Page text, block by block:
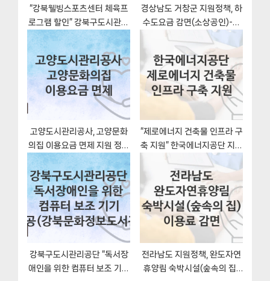
“강북웰빙스포츠센터 체육프
로그램 할인” 강북구도시관리
공단 복지지원혜택 일정과 신
청방법
경상남도 거창군 지원정책, 하
수도요금 감면(소상공인)-신
청조건과 신청방법
고양도시관리공사, 고양문화
의집 이용요금 면제 지원 정책
안내, 신청 구비서류와 일정
“제로에너지 건축물 인프라 구
축 지원” 한국에너지공단 지원
혜택 일정과 신청방법
강북구도시관리공단 “독서장
애인을 위한 컴퓨터 보조 기기
전라남도 지원정책, 완도자연
휴양림 숙박시설(숲속의 집)